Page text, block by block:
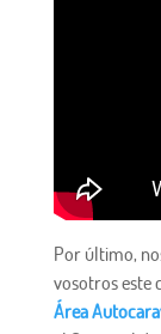
Por último,
vosotros este
Área